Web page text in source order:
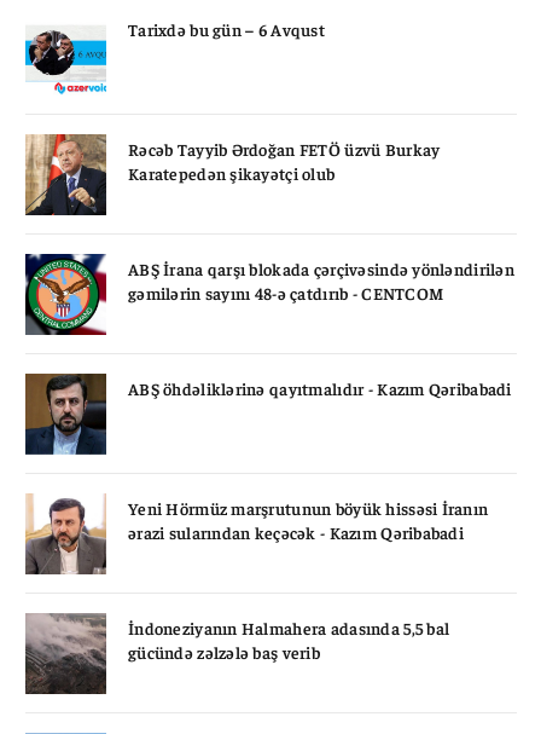
Tarixdə bu gün – 6 Avqust
Rəcəb Tayyib Ərdoğan FETÖ üzvü Burkay
Karatepedən şikayətçi olub
ABŞ İrana qarşı blokada çərçivəsində yönləndirilən
gəmilərin sayını 48-ə çatdırıb - CENTCOM
ABŞ öhdəliklərinə qayıtmalıdır - Kazım Qəribabadi
Yeni Hörmüz marşrutunun böyük hissəsi İranın
ərazi sularından keçəcək - Kazım Qəribabadi
İndoneziyanın Halmahera adasında 5,5 bal
gücündə zəlzələ baş verib